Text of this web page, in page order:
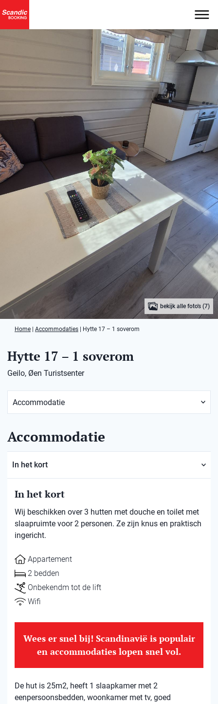
bekijk alle foto's (7)
Home Accommodaties Hytte 17 – 1 soverom
Hytte 17 – 1 soverom
Geilo, Øen Turistsenter
Accommodatie
In het kort
In het kort
Wij beschikken over 3 hutten met douche en toilet met
slaapruimte voor 2 personen. Ze zijn knus en praktisch
ingericht.
Appartement
2 bedden
Onbekendm tot de lift
Wifi
Wees er snel bij! Scandinavië is populair
en accommodaties lopen snel vol.
De hut is 25m2, heeft 1 slaapkamer met 2
eenpersoonsbedden, woonkamer met tv, goed